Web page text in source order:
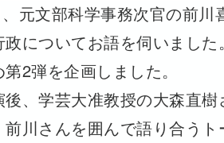
元文部科学事務次官の前川
についてお語を伺いました。
2弾を企画しました。
、学芸大准教授の大森直樹
川さんを囲んで語り合うト